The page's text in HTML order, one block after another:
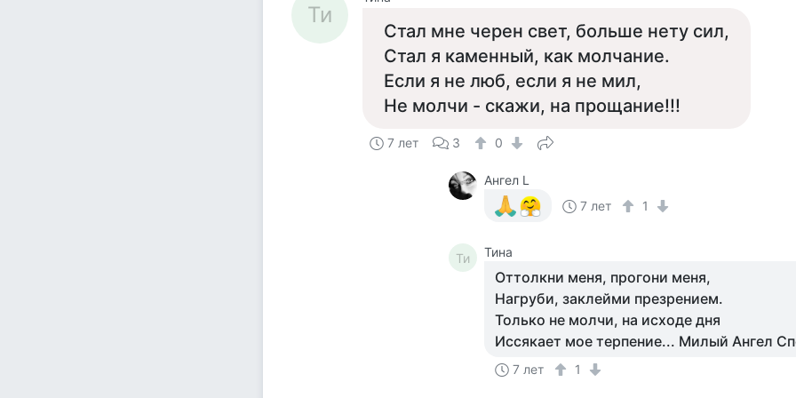
Ти
Стал мне черен свет, больше нету сил,
Стал я каменный, как молчание.
Если я не люб, если я не мил,
Не молчи - скажи, на прощание!!!
7 лет 3 0
Ангел L
7 лет
1
Ти Тина
Оттолкни меня, прогони меня,
Нагруби, заклейми презрением.
Только не молчи, на исходе дня
Иссякает мое терпение... Милый Ангел
7 лет 1